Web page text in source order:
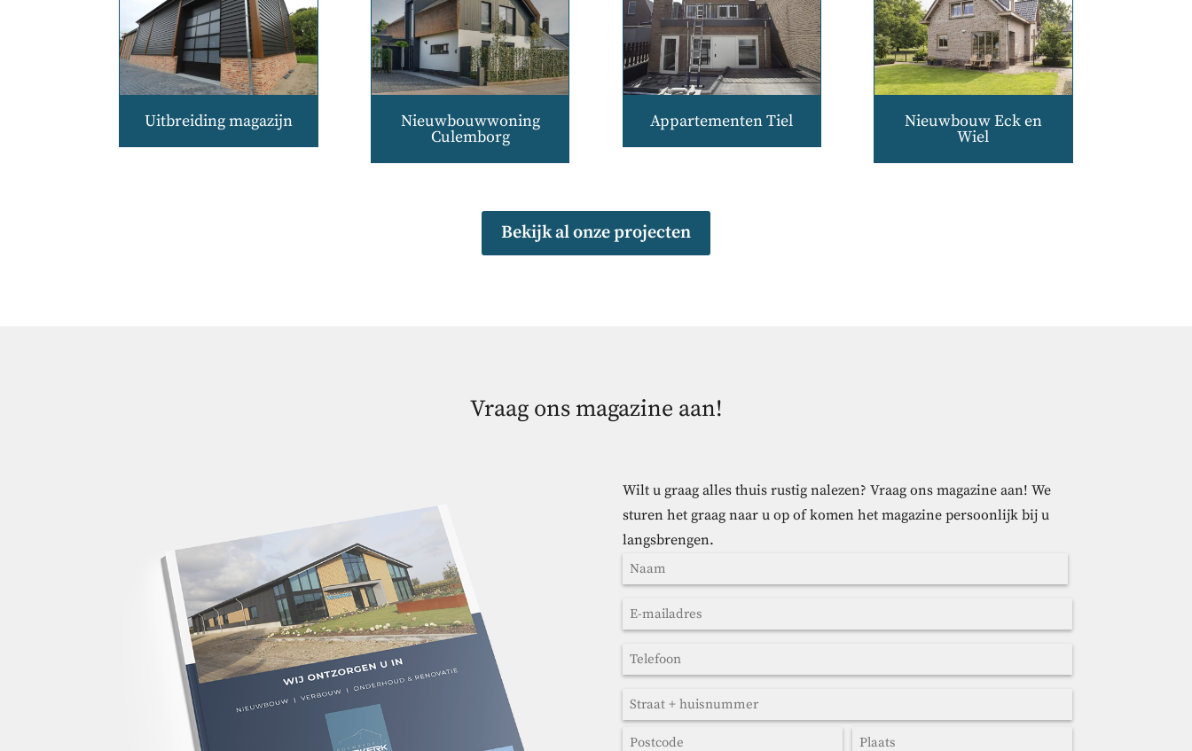
Uitbreiding magazijn Nieuwbouwwoning
Culemborg
Appartementen Tiel Nieuwbouw Eck en
Wiel
Bekijk al onze projecten
Vraag ons magazine aan!
Wilt u graag alles thuis rustig nalezen? Vraag ons magazine aan! We
sturen het graag naar u op of komen het magazine persoonlijk bij u
langsbrengen.
Naam
(Vereist)
Achternaam
E-
mailadres
Telefoon
(Vereist)
Adres
Straat